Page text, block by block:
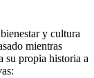
y cultura
mientras
su propia historia a